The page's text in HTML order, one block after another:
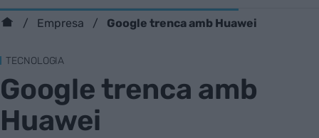
Empresa Google trenca amb Huawei
TECNOLOGIA
Google trenca amb
Huawei